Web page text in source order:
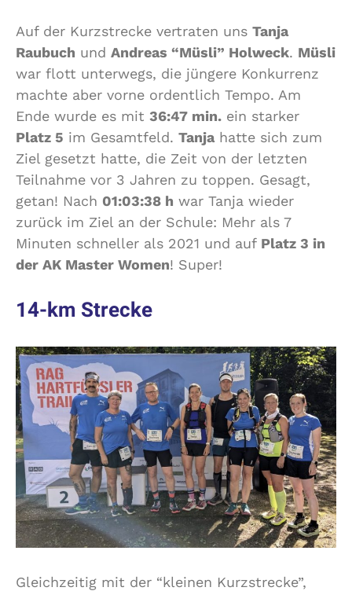
Auf der Kurzstrecke vertraten uns Tanja
Raubuch und Andreas “Müsli” Holweck. Müsli
war flott unterwegs, die jüngere Konkurrenz
machte aber vorne ordentlich Tempo. Am
Ende wurde es mit 36:47 min. ein starker
Platz 5 im Gesamtfeld. Tanjahatte sich zum
Ziel gesetzt hatte, die Zeit von der letzten
Teilnahme vor 3 Jahren zu toppen. Gesagt,
getan! Nach 01:03:38 h war Tanja wieder
zurück im Ziel an der Schule: Mehr als 7
Minuten schneller als 2021 und auf Platz 3 in
der AK Master Women! Super!
14-km Strecke
Gleichzeitig mit der “kleinen Kurzstrecke”,